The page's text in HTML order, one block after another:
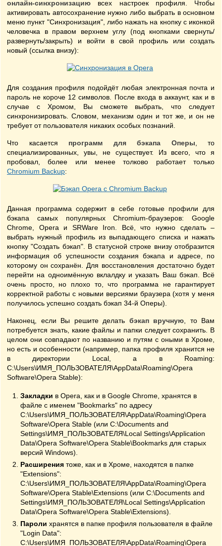
онлайн-синхронизацию всех настроек профиля. Чтобы
активировать автосохранение нужно либо выбрать в основном
меню пункт "Синхронизация", либо нажать на кнопку с иконкой
человечка в правом верхнем углу (под кнопками свернуть/
развернуть/закрыть) и войти в свой профиль или создать
новый (ссылка внизу):
Для создания профиля подойдёт любая электронная почта и
пароль не короче 12 символов. После входа в аккаунт, как и в
случае с Хромом, Вы сможете выбрать, что следует
синхронизировать. Словом, механизм один и тот же, и он не
требует от пользователя никаких особых познаний.
Что касается программ для бэкапа Оперы , то
специализированных, увы, не существует. Из всего, что я
пробовал, более или менее толково работает только
Chromium Backup:
Данная программа содержит в себе готовые профили для
бэкапа самых популярных Chromium-браузеров: Google
Chrome, Opera и SRWare Iron. Всё, что нужно сделать –
выбрать нужный профиль из выпадающего списка и нажать
кнопку "Создать бэкап". В статусной строке внизу отобразится
информация об успешности создания бэкапа и адресе, по
которому он сохранён. Для восстановления достаточно будет
перейти на одноимённую вклалдку и указать Ваш бэкап. Всё
очень просто, но плохо то, что программа не гарантирует
корректной работы с новыми версиями браузера (хотя у меня
получилось успешно создать бэкап 34-й Оперы).
Наконец, если Вы решите делать бэкап вручную , то Вам
потребуется знать, какие файлы и папки следует сохранить. В
целом они совпадают по названию и путям с оными в Хроме,
но есть и особенности (например, папка профиля хранится не
в директории Local, а в Roaming:
C:\Users\ИМЯ_ПОЛЬЗОВАТЕЛЯ\AppData\Roaming\Opera
Software\Opera Stable):
Закладки в Opera, как и в Google Chrome, хранятся в
файле с именем "Bookmarks" по адресу
C:\Users\ИМЯ_ПОЛЬЗОВАТЕЛЯ\AppData\Roaming\Opera
Software\Opera Stable (или C:\Documents and
Settings\ИМЯ_ПОЛЬЗОВАТЕЛЯ\Local Settings\Application
Data\Opera Software\Opera Stable\Bookmarks для старых
версий Windows).
Расширения тоже, как и в Хроме, находятся в папке
"Extensions":
C:\Users\ИМЯ_ПОЛЬЗОВАТЕЛЯ\AppData\Roaming\Opera
Software\Opera Stable\Extensions (или C:\Documents and
Settings\ИМЯ_ПОЛЬЗОВАТЕЛЯ\Local Settings\Application
Data\Opera Software\Opera Stable\Extensions).
Пароли хранятся в папке профиля пользователя в файле
"Login Data":
C:\Users\ИМЯ_ПОЛЬЗОВАТЕЛЯ\AppData\Roaming\Opera